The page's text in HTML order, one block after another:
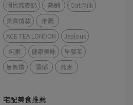
國民燕麥奶
熱銷
Oat Milk
美食情報
推薦
ACE TEA LONDON
Jealous
純素
健康美味
早餐茶
無負擔
濃郁 燕麥
宅配美食推薦